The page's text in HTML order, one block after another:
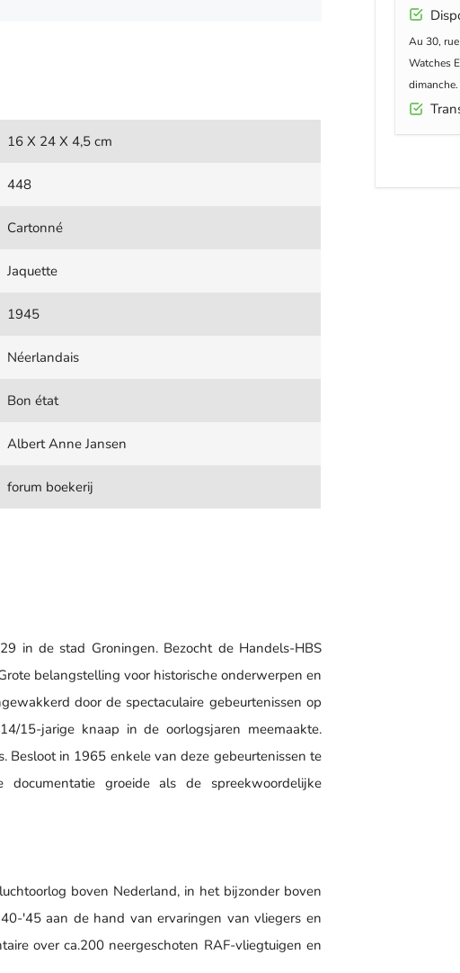
Au 30,
Watches
dimanche.
16 X 24 X 4,5 cm
448
Cartonné
Jaquette
1945
Néerlandais
Bon état
Albert Anne Jansen
forum boekerij
in de stad Groningen. Bezocht de Handels-HBS
belangstelling voor historische onderwerpen en
door de spectaculaire gebeurtenissen op
15-jarige knaap in de oorlogsjaren meemaakte.
Besloot in 1965 enkele van deze gebeurtenissen te
documentatie groeide als de spreekwoordelijke
boven Nederland, in het bijzonder boven
'45 aan de hand van ervaringen van vliegers en
over ca.200 neergeschoten RAF-vliegtuigen en